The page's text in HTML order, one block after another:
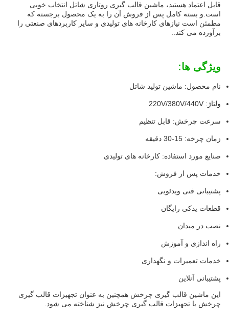
قابل اعتماد هستید، ماشین قالب گیری روتاری شاتل انتخاب خوبی
است.و بسته کامل پس از فروش آن را به یک محصول برجسته که
مطمئن است نیازهای کارخانه های تولیدی و سایر کاربردهای صنعتی را
برآورده می کند..
ویژگی ها:
نام محصول: ماشين توليد شاتل
ولتاژ: 220V/380V/440V
سرعت چرخش: قابل تنظیم
زمان چرخه: 15-30 دقیقه
صنایع مورد استفاده: کارخانه های تولیدی
خدمات پس از فروش:
پشتیبانی فنی ویدئویی
قطعات یدکی رایگان
نصب در میدان
راه اندازی و آموزش
خدمات تعمیرات و نگهداری
پشتیبانی آنلاین
این ماشین قالب گیری چرخش همچنین به عنوان تجهیزات قالب گیری
چرخش یا تجهیزات قالب گیری چرخش نیز شناخته می شود.